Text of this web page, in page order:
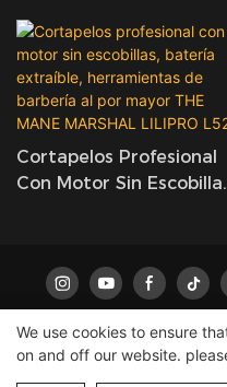
Cortapelos Profesional
Con Motor Sin
THE MANE MARSHAL
LILIPRO L52
Copyright © 2026
We use cookies to ensure
on and off our website.